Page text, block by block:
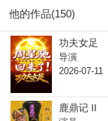
《唐伯虎点秋香》
军。1994年，周星
《国产凌凌漆》。
为周星驰后现代电
《少林足球》打破
代周刊》封面人物。
该片以2.18亿美元
录。2016年，担任
他的作品(150)
功夫女足
导演
2026-07-11
鹿鼎记 II